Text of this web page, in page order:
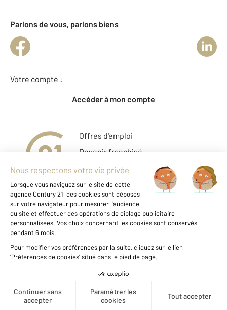
Parlons de vous, parlons biens
Votre compte :
Accéder à mon compte
Offres d'emploi
Devenir franchisé
Entreprise et commerce
Fine Homes & Estates
International
Mentions légales & CGU
Gestionnaire des cookies